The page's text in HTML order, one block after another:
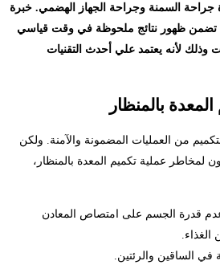
جراحة السمنة وجراحة الجهاز الهضمي. خبرة
معه سوف تضمن ظهور نتائج ملحوظة في وقت قياسي
لأنه يعتمد علي أحدث التقنيات
بالمنظار
من العمليات المضمونة والآمنة. ولكن
عملية تكميم المعدة بالمنظار،
عدم قدرة الجسم على امتصاص المعادن
الغذاء.
الساقين والرئتين.